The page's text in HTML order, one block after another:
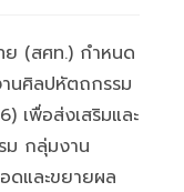
(สศท.) กำหนด
านศิลปหัตถกรรม
เพื่อส่งเสริมและ
ม กลุ่มงาน
ดและขยายผล